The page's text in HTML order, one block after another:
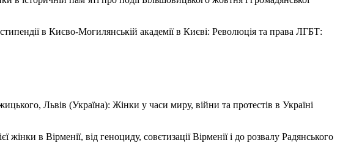
в Києво-Могилянській академії в Києві: Революція та права ЛГБТ:
Львів (Україна): Жінки у часи миру, війни та протестів в Україні
в Вірменії, від геноциду, совєтизації Вірменії і до розвалу Радянського